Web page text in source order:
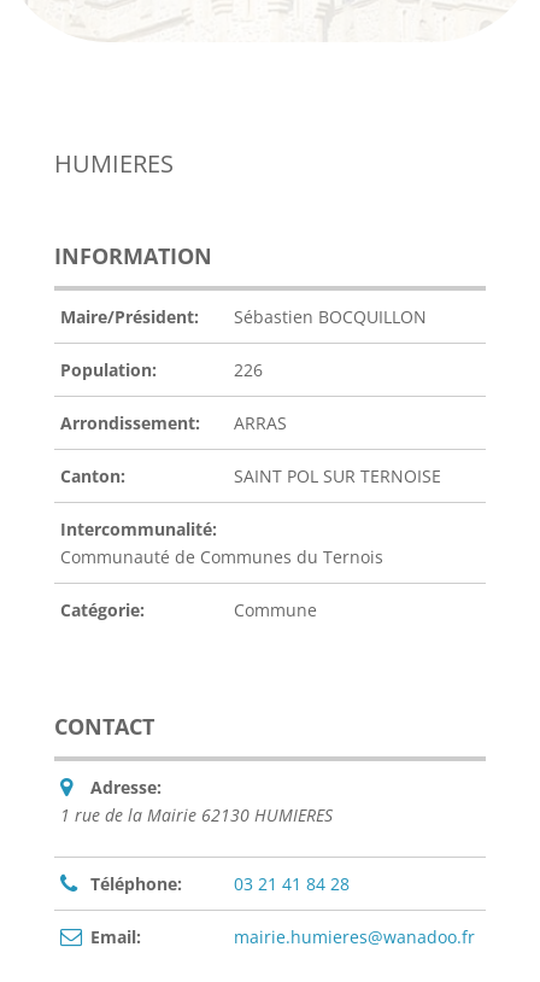
HUMIERES
INFORMATION
Maire/Président: Sébastien BOCQUILLON
Population: 226
Arrondissement: ARRAS
Canton: SAINT POL SUR TERNOISE
Intercommunalité:
Communauté de Communes du Ternois
Catégorie: Commune
CONTACT
Adresse:
1 rue de la Mairie 62130 HUMIERES
Téléphone: 03 21 41 84 28
Email: mairie.humieres@wanadoo.fr